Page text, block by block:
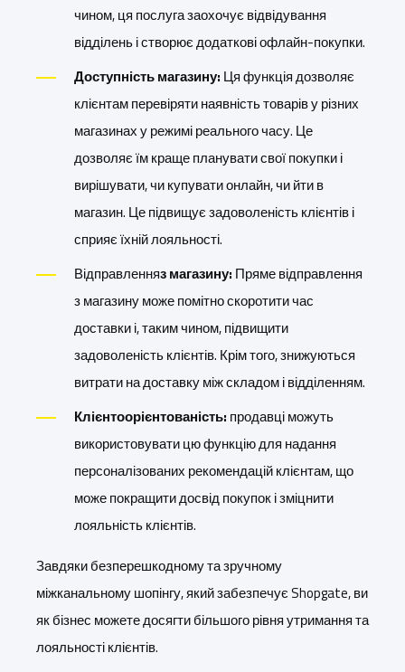
чином, ця послуга заохочує відвідування
відділень і створює додаткові офлайн-покупки.
Доступність магазину: Ця функція дозволяє
клієнтам перевіряти наявність товарів у різних
магазинах у режимі реального часу. Це
дозволяє їм краще планувати свої покупки і
вирішувати, чи купувати онлайн, чи йти в
магазин. Це підвищує задоволеність клієнтів і
сприяє їхній лояльності.
Відправленняз магазину: Пряме відправлення
з магазину може помітно скоротити час
доставки і, таким чином, підвищити
задоволеність клієнтів. Крім того, знижуються
витрати на доставку між складом і відділенням.
Клієнтоорієнтованість: продавці можуть
використовувати цю функцію для надання
персоналізованих рекомендацій клієнтам, що
може покращити досвід покупок і зміцнити
лояльність клієнтів.
Завдяки безперешкодному та зручному
міжканальному шопінгу, який забезпечує Shopgate, ви
як бізнес можете досягти більшого рівня утримання та
лояльності клієнтів.